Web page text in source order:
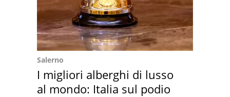
Salerno
I migliori alberghi di lusso
al mondo: Italia sul podio